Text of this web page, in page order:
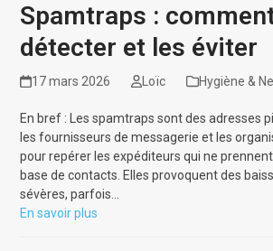
Spamtraps :
détecter et les éviter
17 mars 2026 Loïc Hygiène &
En bref : Les spamtraps sont des adresses
les fournisseurs de messagerie et les
pour repérer les expéditeurs qui ne
base de contacts. Elles provoquent des
sévères, parfois…
En savoir plus